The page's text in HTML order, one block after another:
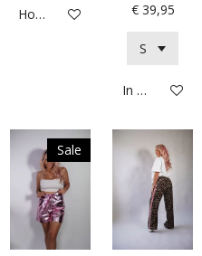
Houd mij op de hoogte
€ 39,95
In
Sale